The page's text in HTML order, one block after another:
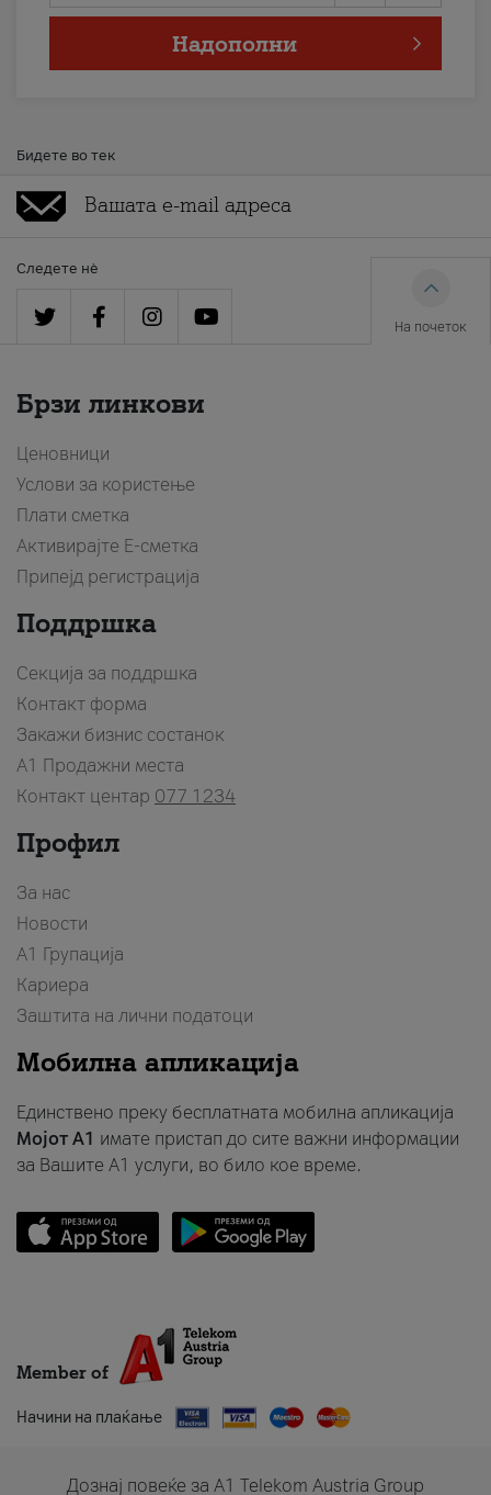
Надополни
Бидете во тек
Следете нè
На почеток
Брзи линкови
Ценовници
Услови за користење
Плати сметка
Активирајте Е-сметка
Припејд регистрација
Поддршка
Секција за поддршка
Контакт форма
Закажи бизнис состанок
A1 Продажни места
Контакт центар 077 1234
Профил
За нас
Новости
А1 Групација
Кариера
Заштита на лични податоци
Мобилна апликација
Единствено преку бесплатната мобилна апликација
Мојот A1 имате пристап до сите важни информации
за Вашите A1 услуги, во било кое време.
Member of
Начини на плаќање
Дознај повеќе за A1 Telekom Austria Group